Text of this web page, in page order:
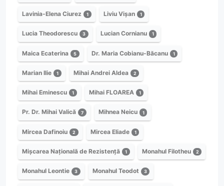
Lavinia-Elena Ciurez 1 Liviu Vișan 1
Lucia Theodorescu 3 Lucian Cornianu 1
Maica Ecaterina 5 Dr. Maria Cobianu-Băcanu 1
Marian Ilie 1 Mihai Andrei Aldea 2
Mihai Eminescu 1 Mihai FLOAREA 1
Pr. Dr. Mihai Valică 7 Mihnea Neicu 1
Mircea Dafinoiu 2 Mircea Eliade 1
Mișcarea Națională de Rezistență 1 Monahul Filotheu 2
Monahul Leontie 3 Monahul Teodot 3